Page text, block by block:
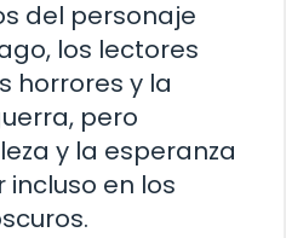
del personaje
los lectores
horrores y la
pero
y la esperanza
incluso en los